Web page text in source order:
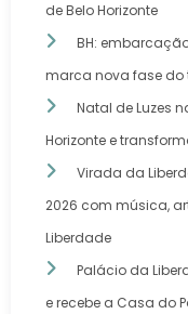
de Belo Horizonte
BH:
marca nova fase
Natal de Luzes
Horizonte e
Virada da
2026 com música,
Liberdade
Palácio da
e recebe a Casa do